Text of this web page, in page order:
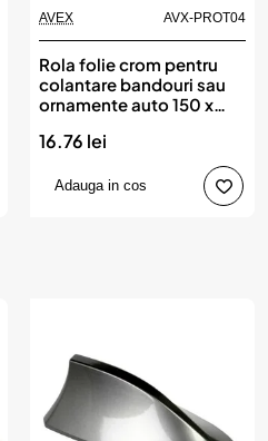
Produs de top
AVEX AVX-PROT04
Rola folie crom pentru
colantare bandouri sau
ornamente auto 150 x
16.76 lei
Adauga in cos